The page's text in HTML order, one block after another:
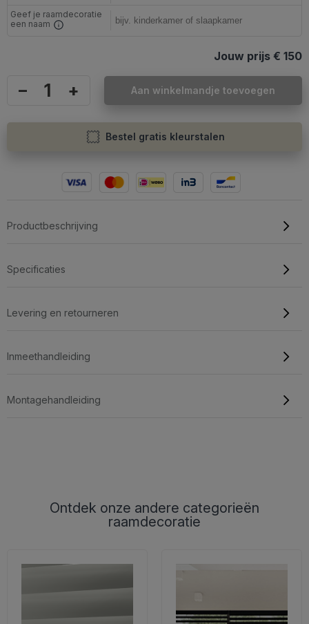
Geef je raamdecoratie
een naam
Jouw prijs € 150
– + Aan winkelmandje toevoegen
Bestel gratis kleurstalen
Productbeschrijving
Specificaties
Levering en retourneren
Inmeethandleiding
Montagehandleiding
Ontdek onze andere categorieën
raamdecoratie